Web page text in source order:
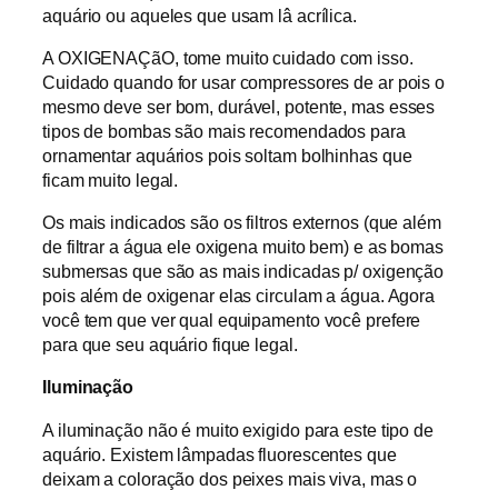
aquário ou aqueles que usam lâ acrílica.
A OXIGENAÇãO, tome muito cuidado com isso.
Cuidado quando for usar compressores de ar pois o
mesmo deve ser bom, durável, potente, mas esses
tipos de bombas são mais recomendados para
ornamentar aquários pois soltam bolhinhas que
ficam muito legal.
Os mais indicados são os filtros externos (que além
de filtrar a água ele oxigena muito bem) e as bomas
submersas que são as mais indicadas p/ oxigenção
pois além de oxigenar elas circulam a água. Agora
você tem que ver qual equipamento você prefere
para que seu aquário fique legal.
Iluminação
A iluminação não é muito exigido para este tipo de
aquário. Existem lâmpadas fluorescentes que
deixam a coloração dos peixes mais viva, mas o